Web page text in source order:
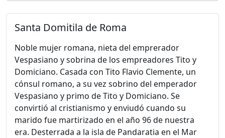
Santa Domitila de Roma
Noble mujer romana, nieta del emprerador
Vespasiano y sobrina de los empreadores Tito y
Domiciano. Casada con Tito Flavio Clemente, un
cónsul romano, a su vez sobrino del emperador
Vespasiano y primo de Tito y Domiciano. Se
convirtió al cristianismo y enviudó cuando su
marido fue martirizado en el año 96 de nuestra
era. Desterrada a la isla de Pandaratia en el Mar